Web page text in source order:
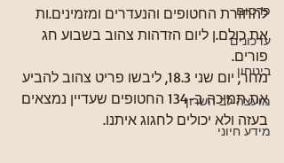
פרסום
עדכונים
ביטחון
מועצה לב השרון
מידע חיוני
להחזרת החטופים והנעדרים ומזמינים.ות
את כולם.ן ליום הזדהות צהוב בשבוע חג
פורים.
מחר, יום שני 18.3, ליבשו פריט צהוב להביע
את תמיכה ב-134 החטופים שעדיין נמצאים
בעזה ולא יכולים לחגוג איתנו.